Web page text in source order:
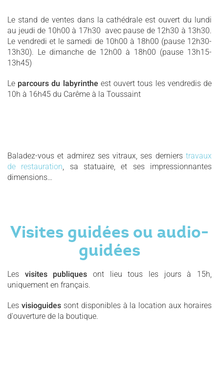
Le stand de ventes dans la cathédrale est ouvert du lundi
au jeudi de 10h00 à 17h30 avec pause de 12h30 à 13h30.
Le vendredi et le samedi de 10h00 à 18h00 (pause 12h30-
13h30). Le dimanche de 12h00 à 18h00 (pause 13h15-
13h45)
Le parcours du labyrinthe est ouvert tous les vendredis de
10h à 16h45 du Carême à la Toussaint
Baladez-vous et admirez ses vitraux, ses derniers travaux
de restauration , sa statuaire, et ses impressionnantes
dimensions…
Visites guidées ou audio-
guidées
Les visites publiques ont lieu tous les jours à 15h,
uniquement en français.
Les visioguides sont disponibles à la location aux horaires
d'ouverture de la boutique.